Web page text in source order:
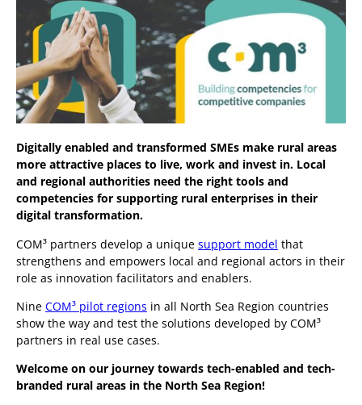
Digitally enabled and transformed SMEs make rural areas
more attractive places to live, work and invest in. Local
and regional authorities need the right tools and
competencies for supporting rural enterprises in their
digital transformation.
COM³ partners develop a unique support model that
strengthens and empowers local and regional actors in their
role as innovation facilitators and enablers.
Nine COM³ pilot regions in all North Sea Region countries
show the way and test the solutions developed by COM³
partners in real use cases.
Welcome on our journey towards tech-enabled and tech-
branded rural areas in the North Sea Region!